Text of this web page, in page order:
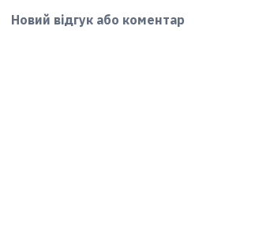
Новий відгук або коментар